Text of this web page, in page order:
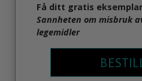
Få ditt gratis
Sannheten om misbruk
legemidler